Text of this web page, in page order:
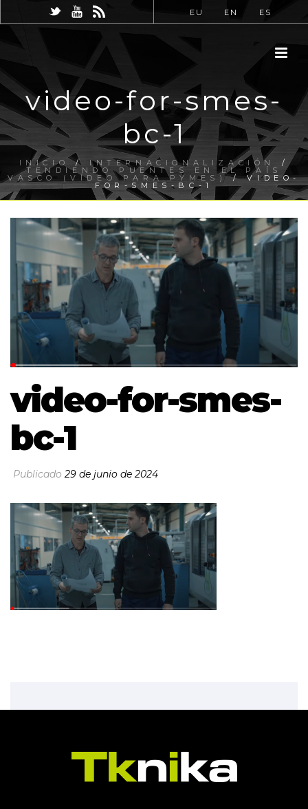
EU EN ES
video-for-smes-
bc-1
INICIO / INTERNACIONALIZACIÓN /
TENDIENDO PUENTES EN EL PAÍS
VASCO (VÍDEO PARA PYMES)/ VIDEO-
FOR-SMES-BC-1
video-for-smes-
bc-1
Publicado 29 de junio de 2024